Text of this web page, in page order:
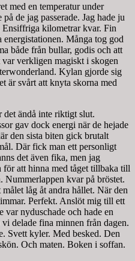
med en temperatur under
de jag passerade. Jag hade ju
kilometrar kvar. Fin
Många tog god
både från bullar, godis och att
verkligen magiskt i skogen
Kylan gjorde sig
är svårt att knyta skorna med
det ändå inte riktigt slut.
gav dock energi när de hejade
den sista biten gick brutalt
Där fick man ett personligt
det även fika, men jag
att hinna med tåget tillbaka till
Nummerlappen kvar på bröstet.
låg åt andra hållet. När den
Perfekt. Anslöt mig till ett
var nyduschade och hade en
delade fina minnen från dagen.
Svett kyler. Med besked. Den
Och maten. Boken i soffan.